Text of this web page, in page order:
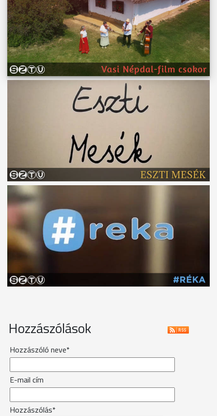
Hozzászólások
Hozzászóló neve*
E-mail cím
Hozzászólás*